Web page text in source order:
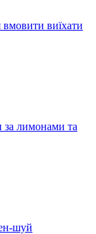
виїхати
за лимонами та
шуй